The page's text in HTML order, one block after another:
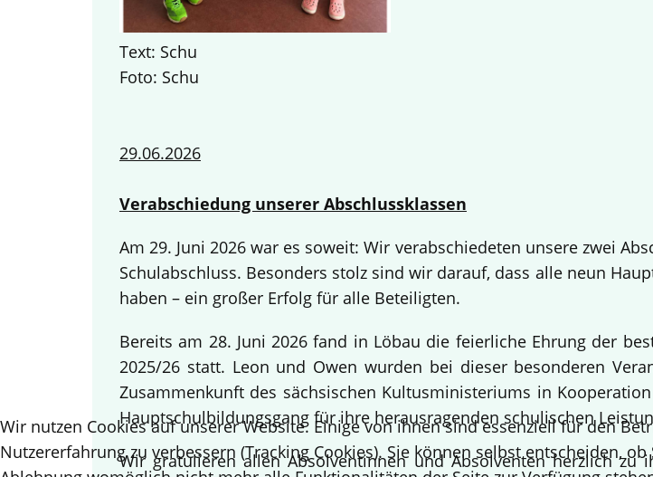
Text: Schu
Foto: Schu
29.06.2026
Verabschiedung unserer Abschlussklassen
Am 29. Juni 2026 war es soweit: Wir verabschiedeten unsere zwei
Schulabschluss. Besonders stolz sind wir darauf, dass alle neun
haben – ein großer Erfolg für alle Beteiligten.
Bereits am 28. Juni 2026 fand in Löbau die feierliche Ehrung der
2025/26 statt. Leon und Owen wurden bei dieser besonderen
Zusammenkunft des sächsischen Kultusministeriums in
Hauptschulbildungsgang für ihre herausragenden schulischen
Wir gratulieren allen Absolventinnen und Absolventen herzlich
Wir nutzen Cookies auf unserer Website. Einige von ihnen sind essenziell für den
Nutzererfahrung zu verbessern (Tracking Cookies). Sie können selbst entscheiden,